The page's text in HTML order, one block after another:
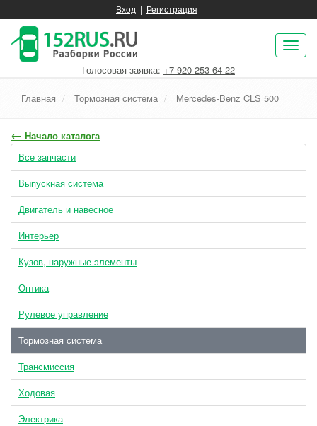
Вход | Регистрация
Голосовая заявка: +7-920-253-64-22
Главная Тормозная система Mercedes-Benz CLS 500
← Начало каталога
Все запчасти
Выпускная система
Двигатель и навесное
Интерьер
Кузов, наружные элементы
Оптика
Рулевое управление
Тормозная система
Трансмиссия
Ходовая
Электрика